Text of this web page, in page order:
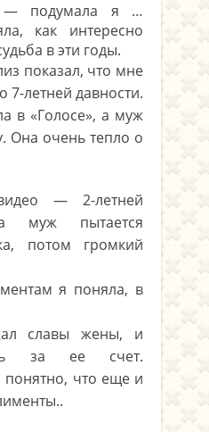
— подумала я …
как интересно
в эти годы.
показал, что мне
7-летней давности.
в «Голосе», а муж
Она очень тепло о
— 2-летней
муж пытается
потом громкий
я поняла, в
славы жены, и
за ее счет.
понятно, что еще и